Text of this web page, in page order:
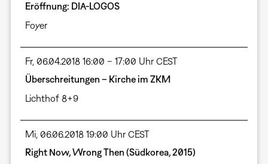
Eröffnung: DIA-LOGOS
Foyer
Fr, 06.04.2018 16:00 – 17:00 Uhr CEST
Überschreitungen – Kirche im ZKM
Lichthof 8+9
Mi, 06.06.2018 19:00 Uhr CEST
Right Now, Wrong Then (Südkorea, 2015)